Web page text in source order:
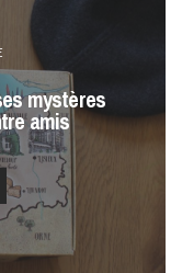
mystères
amis